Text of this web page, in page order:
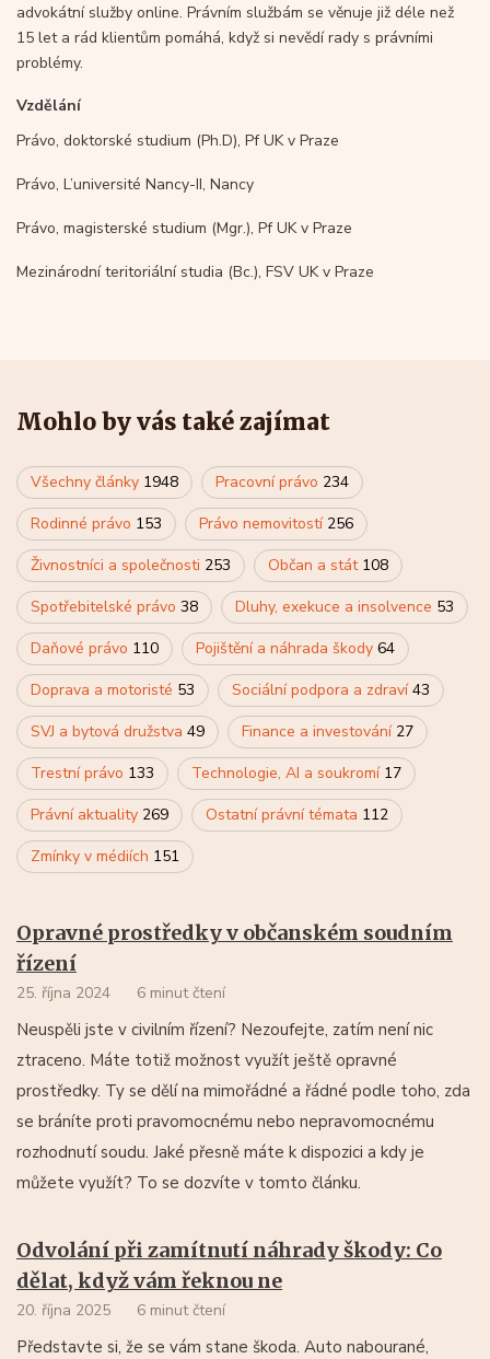
advokátní služby online. Právním službám se věnuje již déle než
15 let a rád klientům pomáhá, když si nevědí rady s právními
problémy.
Vzdělání
Právo, doktorské studium (Ph.D), Pf UK v Praze
Právo, L’université Nancy-II, Nancy
Právo, magisterské studium (Mgr.), Pf UK v Praze
Mezinárodní teritoriální studia (Bc.), FSV UK v Praze
Mohlo by vás také zajímat
Všechny články 1948 Pracovní právo 234
Rodinné právo 153 Právo nemovitostí 256
Živnostníci a společnosti 253 Občan a stát 108
Spotřebitelské právo 38 Dluhy, exekuce a insolvence 53
Daňové právo 110 Pojištění a náhrada škody 64
Doprava a motoristé 53 Sociální podpora a zdraví43
SVJ a bytová družstva 49 Finance a investování 27
Trestní právo 133 Technologie, AI a soukromí 17
Právní aktuality 269 Ostatní právní témata 112
Zmínky v médiích 151
Opravné prostředky v občanském soudním
řízení
25. října 2024 6 minut čtení
Neuspěli jste v civilním řízení? Nezoufejte, zatím není nic
ztraceno. Máte totiž možnost využít ještě opravné
prostředky. Ty se dělí na mimořádné a řádné podle toho, zda
se bráníte proti pravomocnému nebo nepravomocnému
rozhodnutí soudu. Jaké přesně máte k dispozici a kdy je
můžete využít? To se dozvíte v tomto článku.
Odvolání při zamítnutí náhrady škody: Co
dělat, když vám řeknou ne
20. října 2025 6 minut čtení
Představte si, že se vám stane škoda. Auto nabourané,